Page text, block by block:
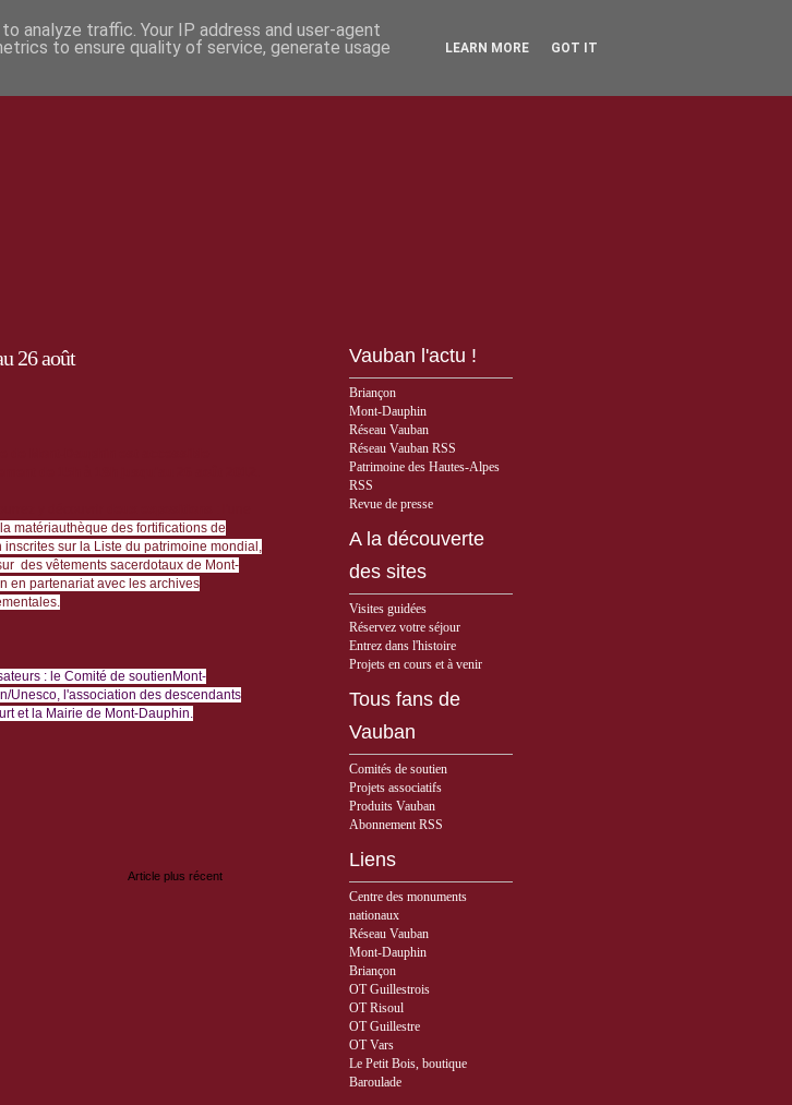
26 août
la matériauthèque des fortifications de
inscrites sur la Liste du patrimoine mondial,
des vêtements sacerdotaux de Mont-
en partenariat avec les archives
.
: le Comité de soutienMont-
Unesco, l'association des descendants
et la Mairie de Mont-Dauphin.
Article plus récent
Vauban l'actu !
Briançon
Mont-Dauphin
Réseau Vauban
Réseau Vauban RSS
Patrimoine des Hautes-Alpes
RSS
Revue de presse
A la découverte
des sites
Visites guidées
Réservez votre séjour
Entrez dans l'histoire
Projets en cours et à venir
Tous fans de
Vauban
Comités de soutien
Projets associatifs
Produits Vauban
Abonnement RSS
Liens
Centre des monuments
nationaux
Réseau Vauban
Mont-Dauphin
Briançon
OT Guillestrois
OT Risoul
OT Guillestre
OT Vars
Le Petit Bois, boutique
Baroulade
analyze traffic. Your IP address and user-agent
to ensure quality of service, generate usage
LEARN MORE GOT IT